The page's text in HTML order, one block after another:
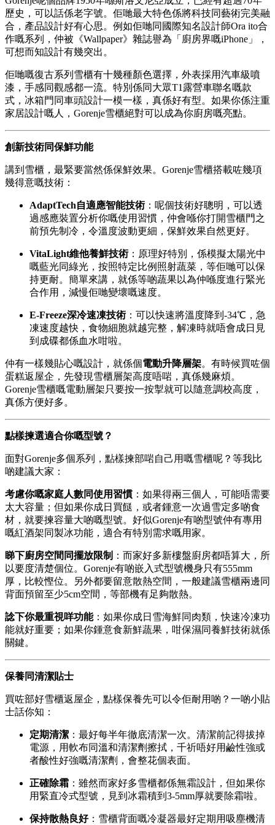
歷史，可以話係老字號。佢哋最大特色係將科技同藝術完美融
合，產品設計好有心思。例如佢哋同國際知名設計師Ora ito合
作嘅系列，仲被《Wallpaper》雜誌譽為「廚房界嘅iPhone」，
可想而知設計有幾突出。
佢哋嘅復古系列雪櫃有十幾種顏色選擇，外表採用汽車級噴
漆，手感同觀感都一流。特別係同大眾T1露營車聯名嘅款
式，冰箱門同車頭設計一模一樣，真係好有型。如果你係注重
家居設計嘅人，Gorenje雪櫃絕對可以成為你廚房嘅亮點。
創新技術同保鮮功能
講到雪櫃，最緊要當然係保鮮效果。Gorenje雪櫃搭載咗幾項
幾得意嘅技術：
AdaptTech自適應智能技術：呢個技術好聰明，可以透
過感應裝置分析你嘅使用習慣，仲會喺你打開雪櫃門之
前預先制冷，令溫度波動更細，保鮮效果自然更好。
VitaLight維他養鮮技術：原理好特別，係模擬太陽光中
嘅藍光同綠光，按照特定比例照射蔬菜，等佢哋可以保
持更耐。簡單來講，就係等啲蔬果以為仲喺度進行緊光
合作用，減慢佢哋變壞嘅速度。
E-Freeze深冷速凍技術：可以快速將溫度降到-34℃，急
凍速度越快，食物細胞就越完整，解凍時就唔會成日見
到成碟都係血水咁啦。
仲有一樣幾貼心嘅設計，就係個電動升降層架。有時候買咗個
蛋糕返屋企，先發現雪櫃層架高度唔啱，真係幾麻煩。
Gorenje雪櫃嘅電動層架只要按一按掣就可以隨意調校高度，
真係方便好多。
點樣揀選適合你嘅型號？
面對Gorenje多個系列，點樣揀部啱自己用嘅雪櫃呢？等我比
啲建議大家：
考慮你嘅家庭人數同使用習慣：如果得兩三個人，可能唔需要
太大容量；但如果你成日買餸，或者鍾意一次過雪定多啲食
材，就要揀容量大啲嘅型號。好似Gorenje有啲型號仲有專用
嘅紅酒架同製冰功能，適合有特別需求嘅用家。
睇下廚房空間同擺放限制 ：而家好多新樓盤廚房都唔算大，所
以要度清楚個位。Gorenje有啲嵌入式型號機身只有555mm
厚，比較慳位。另外都要留意散熱空間，一般建議雪櫃兩邊同
背面預留至少5cm空間，等部機有足夠散熱。
諗下你最重視咩功能：如果你成日雪海鮮同肉類，快速冷凍功
能就好重要；如果你鍾意食新鮮蔬果，咁保濕同養鮮技術就係
關鍵。
保養同清潔貼士
買咗部好雪櫃返屋企，點樣保養先可以令佢耐用啲？一啲小貼
士話你知：
定期清潔 ：最好每半年徹底清潔一次。清潔前記得拔掉
電源，用軟布同溫和清潔劑擦拭，千祈唔好用鹼性強或
者酸性好強嘅清潔劑，會整花個表面。
正確除霜 ：雖然而家好多雪櫃都係無霜設計，但如果你
用緊直冷式型號，見到冰霜積到3-5mm厚就要除霜啦。
保持散熱良好：雪櫃背面嘅冷凝器最好定期用吸塵機清